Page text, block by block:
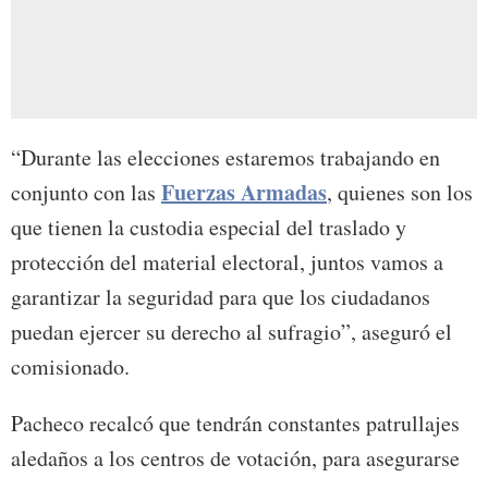
“Durante las elecciones estaremos trabajando en
conjunto con las Fuerzas Armadas, quienes son los
que tienen la custodia especial del traslado y
protección del material electoral, juntos vamos a
garantizar la seguridad para que los ciudadanos
puedan ejercer su derecho al sufragio”, aseguró el
comisionado.
Pacheco recalcó que tendrán constantes patrullajes
aledaños a los centros de votación, para asegurarse